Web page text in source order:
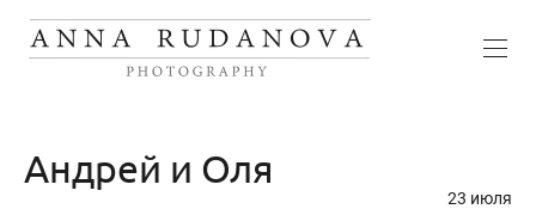
Андрей и Оля
23 июля